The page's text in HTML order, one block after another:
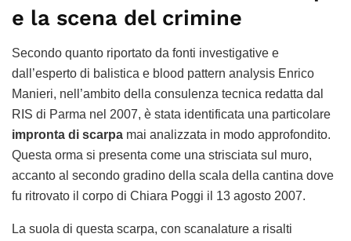
e la scena del crimine
Secondo quanto riportato da fonti investigative e
dall’esperto di balistica e blood pattern analysis Enrico
Manieri, nell’ambito della consulenza tecnica redatta dal
RIS di Parma nel 2007, è stata identificata una particolare
impronta di scarpa mai analizzata in modo approfondito.
Questa orma si presenta come una strisciata sul muro,
accanto al secondo gradino della scala della cantina dove
fu ritrovato il corpo di Chiara Poggi il 13 agosto 2007.
La suola di questa scarpa, con scanalature a risalti